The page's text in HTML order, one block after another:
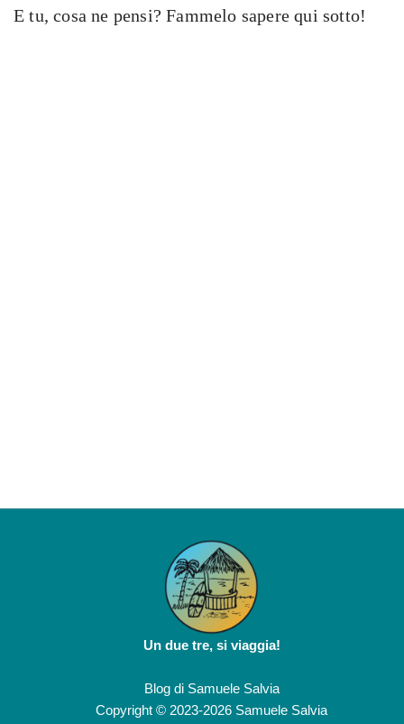
E tu, cosa ne pensi? Fammelo sapere qui sotto!
Un due tre, si viaggia!
Blog di Samuele Salvia
Copyright © 2023-2026 Samuele Salvia